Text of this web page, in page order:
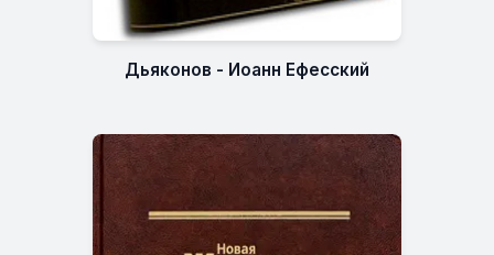
Дьяконов - Иоанн Ефесский